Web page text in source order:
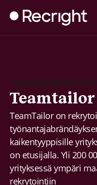
TAKAISIN KAIKKEEN
Teamtailor
TeamTailor on
kaikentyyppisille
on etusijalla. Yli 200
yrityksessä ympäri
rekrytointiin